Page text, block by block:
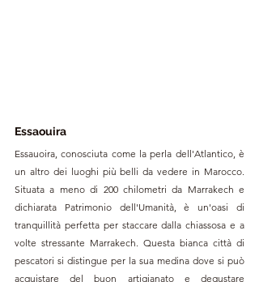
Essaouira
Essauoira, conosciuta come la perla dell'Atlantico, è
un altro dei luoghi più belli da vedere in Marocco.
Situata a meno di 200 chilometri da Marrakech e
dichiarata Patrimonio dell'Umanità, è un'oasi di
tranquillità perfetta per staccare dalla chiassosa e a
volte stressante Marrakech. Questa bianca città di
pescatori si distingue per la sua medina dove si può
acquistare del buon artigianato e degustare